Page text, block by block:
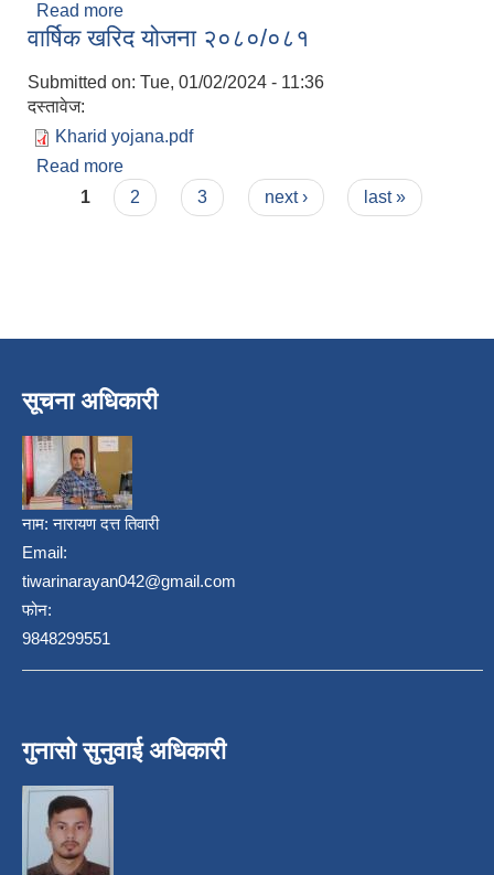
Read more
वार्षिक खरिद योजना २०८०/०८१
Submitted on: Tue, 01/02/2024 - 11:36
दस्तावेज:
Kharid yojana.pdf
Read more
Pages
1 2 3 next › last »
सूचना अधिकारी
नाम:नारायण दत्त तिवारी
Email:
tiwarinarayan042@gmail.com
फोन:
9848299551
गुनासो सुनुवाई अधिकारी